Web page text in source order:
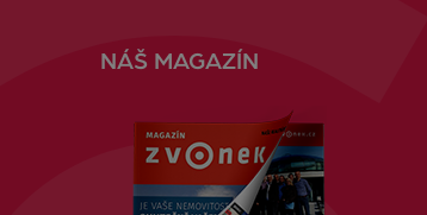
NÁŠ MAGAZÍN